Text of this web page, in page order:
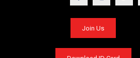
Join Us